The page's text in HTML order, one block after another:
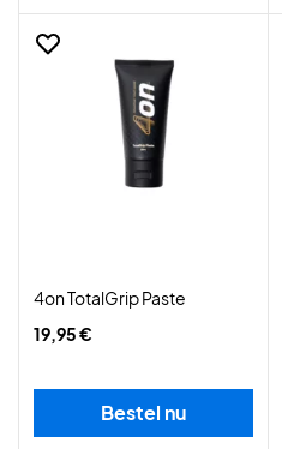
4on TotalGrip Paste
19,95 €
Bestel nu